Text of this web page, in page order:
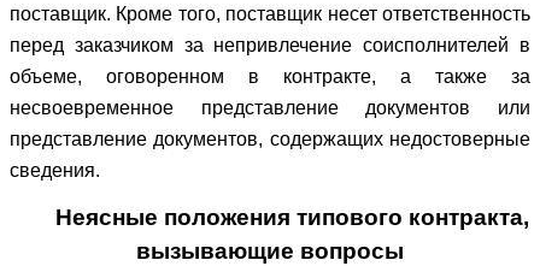
поставщик. Кроме того, поставщик несет ответственность
перед заказчиком за непривлечение соисполнителей в
объеме, оговоренном в контракте, а также за
несвоевременное представление документов или
представление документов, содержащих недостоверные
сведения.
Неясные положения типового контракта,
вызывающие вопросы